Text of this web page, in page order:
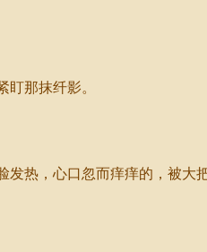
那抹纤影。
，心口忽而痒痒的，被大把